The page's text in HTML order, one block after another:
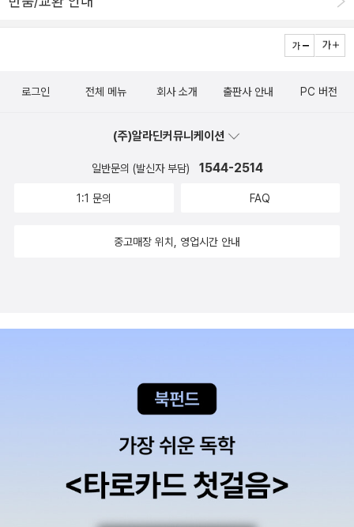
로그인 전체 메뉴 회사 소개 출판사 안내 PC 버전
(주)알라딘커뮤니케이션
일반문의 (발신자 부담) 1544-2514
1:1 문의 FAQ
중고매장 위치, 영업시간 안내